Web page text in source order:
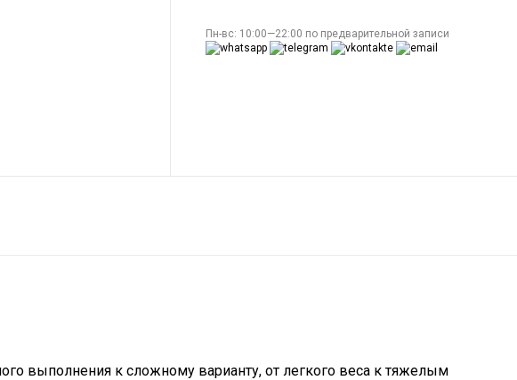
Пн-вс: 10:00—22:00 по предварительной записи
выполнения к сложному варианту, от легкого веса к тяжелым